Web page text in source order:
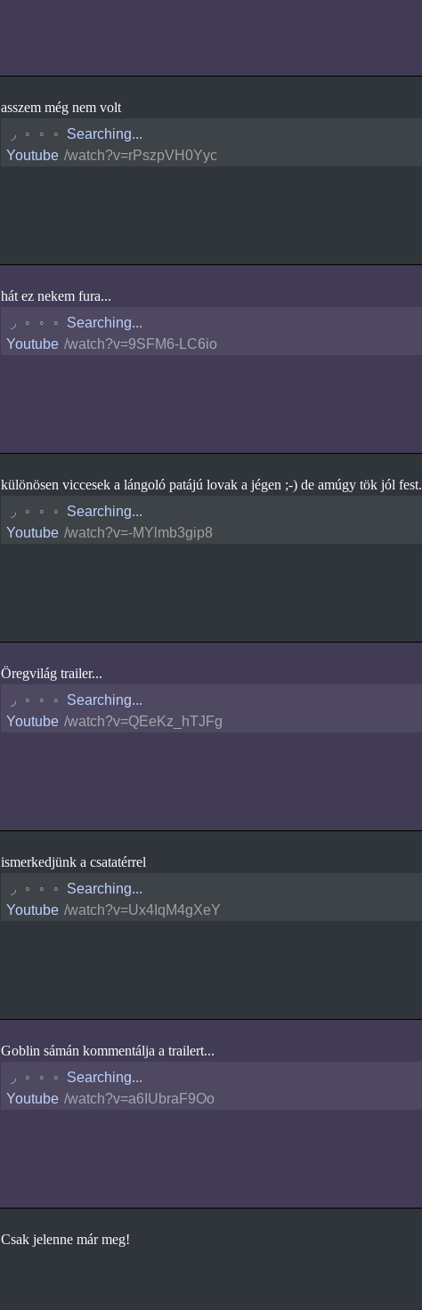
asszem még nem volt
◟
◦ ◦ ◦
Searching...
Youtube /watch?v=rPszpVH0Yyc
hát ez nekem fura...
◟
◦ ◦ ◦
Searching...
Youtube /watch?v=9SFM6-LC6io
különösen viccesek a lángoló patájú lovak a jégen ;-) de amúgy tök jól fest.
◟
◦ ◦ ◦
Searching...
Youtube /watch?v=-MYlmb3gip8
Öregvilág trailer...
◟
◦ ◦ ◦
Searching...
Youtube /watch?v=QEeKz_hTJFg
ismerkedjünk a csatatérrel
◟
◦ ◦ ◦
Searching...
Youtube /watch?v=Ux4IqM4gXeY
Goblin sámán kommentálja a trailert...
◟
◦ ◦ ◦
Searching...
Youtube /watch?v=a6IUbraF9Oo
Csak jelenne már meg!